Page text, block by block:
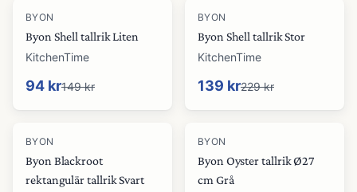
-37%
BYON
Byon Shell tallrik Liten
KitchenTime
94 kr149 kr
-39%
BYON
Byon Shell tallrik Stor
KitchenTime
139 kr229 kr
BYON
Byon Blackroot
rektangulär tallrik Svart
-30%
BYON
Byon Oyster tallrik Ø27
cm Grå